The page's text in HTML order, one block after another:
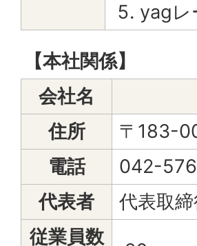
yagレ
【本社関係】
会社名
住所
〒183-
電話
042-
代表者
代表取
従業員数